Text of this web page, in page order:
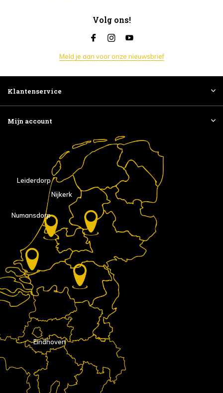
Volg ons!
Meld je aan voor onze nieuwsbrief
Klantenservice
Mijn account
Eindhoven
Nijkerk
Numansdorp
Leiderdorp